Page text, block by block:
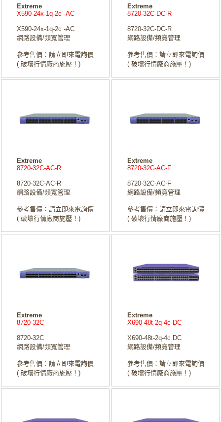
Extreme
X590-24x-1q-2c -AC
X590-24x-1q-2c -AC
網路設備/頻寬管理
參考售價：請立即來電詢價
( 破壞行情廠商施壓！)
Extreme
8720-32C-DC-R
8720-32C-DC-R
網路設備/頻寬管理
參考售價：請立即來電詢價
( 破壞行情廠商施壓！)
Extreme
8720-32C-AC-R
8720-32C-AC-R
網路設備/頻寬管理
參考售價：請立即來電詢價
( 破壞行情廠商施壓！)
Extreme
8720-32C-AC-F
8720-32C-AC-F
網路設備/頻寬管理
參考售價：請立即來電詢價
( 破壞行情廠商施壓！)
Extreme
8720-32C
8720-32C
網路設備/頻寬管理
參考售價：請立即來電詢價
( 破壞行情廠商施壓！)
Extreme
X690-48t-2q-4c DC
X690-48t-2q-4c DC
網路設備/頻寬管理
參考售價：請立即來電詢價
( 破壞行情廠商施壓！)